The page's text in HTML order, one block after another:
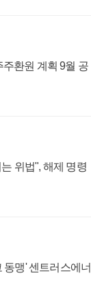
환원 계획 9월 공
위법", 해제 명령
동맹' 센트러스에너